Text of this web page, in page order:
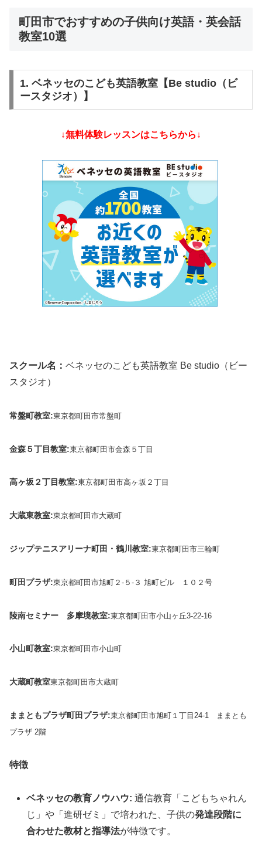
町田市でおすすめの子供向け英語・英会話
教室10選
1. ベネッセのこども英語教室【Be studio（ビ
ースタジオ）】
↓無料体験レッスンはこちらから↓
スクール名： ベネッセのこども英語教室 Be studio（ビー
スタジオ）
常盤町教室:東京都町田市常盤町
金森５丁目教室:東京都町田市金森５丁目
高ヶ坂２丁目教室:東京都町田市高ヶ坂２丁目
大蔵東教室:東京都町田市大蔵町
ジップテニスアリーナ町田・鶴川教室:東京都町田市三輪町
町田プラザ:東京都町田市旭町２‐５‐３ 旭町ビル １０２号
陵南セミナー 多摩境教室:東京都町田市小山ヶ丘3-22-16
小山町教室:東京都町田市小山町
大蔵町教室東京都町田市大蔵町
ままともプラザ町田プラザ:東京都町田市旭町１丁目24-1 ままとも
プラザ 2階
特徴
ベネッセの教育ノウハウ: 通信教育「こどもちゃれん
じ」や「進研ゼミ」で培われた、子供の発達段階に
合わせた教材と指導法が特徴です。